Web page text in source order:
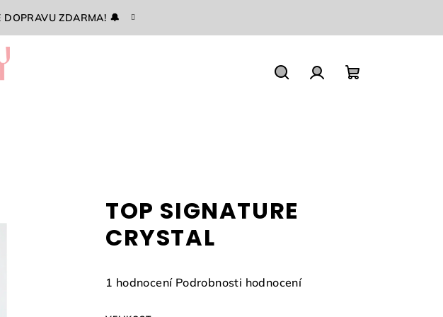
DOPRAVU ZDARMA! 🔔
TOP SIGNATURE
CRYSTAL
Průměrné
1 hodnocení Podrobnosti hodnocení